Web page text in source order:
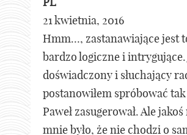
21 kwietnia, 2016
Hmm…, zastanawiające jest
bardzo logiczne i intrygujące.
doświadczony i słuchający
postanowiłem spróbować
Paweł zasugerował. Ale
mnie było, że nie chodzi o